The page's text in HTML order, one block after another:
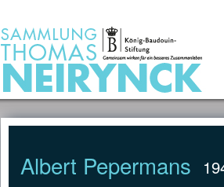
Albert Pepermans